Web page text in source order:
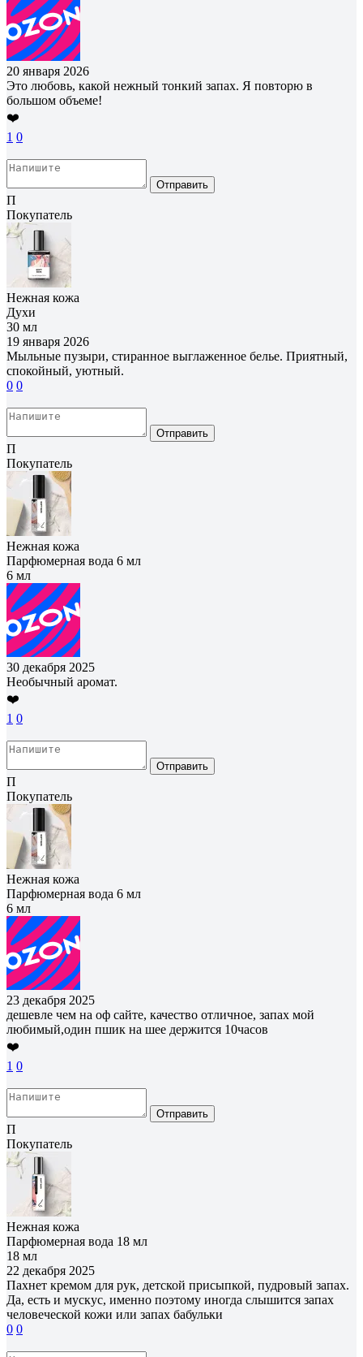
20 января 2026
Это любовь, какой нежный тонкий запах. Я повторю в
большом объеме!
❤️
1 0
Отправить
П
Покупатель
Нежная кожа
Духи
30 мл
19 января 2026
Мыльные пузыри, стиранное выглаженное белье. Приятный,
спокойный, уютный.
0 0
Отправить
П
Покупатель
Нежная кожа
Парфюмерная вода 6 мл
6 мл
30 декабря 2025
Необычный аромат.
❤️
1 0
Отправить
П
Покупатель
Нежная кожа
Парфюмерная вода 6 мл
6 мл
23 декабря 2025
дешевле чем на оф сайте, качество отличное, запах мой
любимый,один пшик на шее держится 10часов
❤️
1 0
Отправить
П
Покупатель
Нежная кожа
Парфюмерная вода 18 мл
18 мл
22 декабря 2025
Пахнет кремом для рук, детской присыпкой, пудровый запах.
Да, есть и мускус, именно поэтому иногда слышится запах
человеческой кожи или запах бабульки
0 0